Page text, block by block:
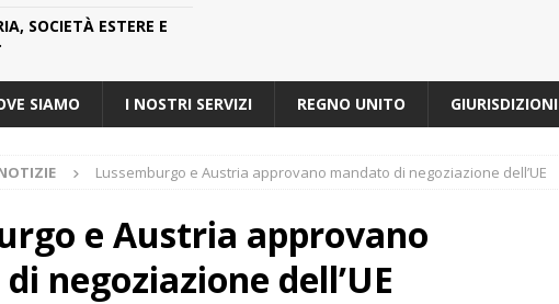
SOCIETÀ ESTERE E
SIAMO I NOSTRI SERVIZI REGNO UNITO GIURISDIZIONI
Lussemburgo e Austria approvano mandato di negoziazione dell’UE
e Austria approvano
negoziazione dell’UE